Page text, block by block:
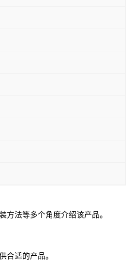
法等多个角度介绍该产品。
合适的产品。